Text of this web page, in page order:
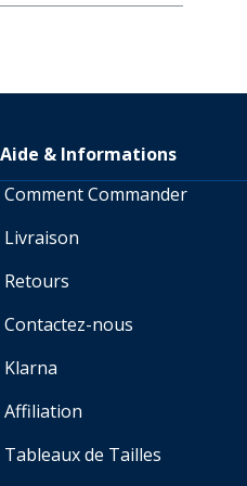
Aide & Informations
Comment Commander
Livraison
Retours
Contactez-nous
Klarna
Affiliation
Tableaux de Tailles